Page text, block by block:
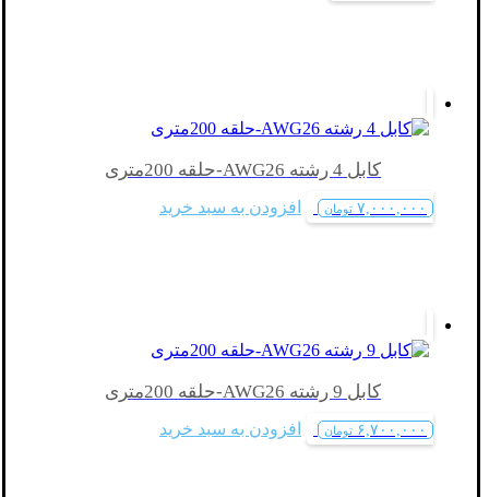
کابل 4 رشته AWG26-حلقه 200متری
۷,۰۰۰,۰۰۰ تومان افزودن به سبد خرید
کابل 9 رشته AWG26-حلقه 200متری
۶,۷۰۰,۰۰۰ تومان افزودن به سبد خرید